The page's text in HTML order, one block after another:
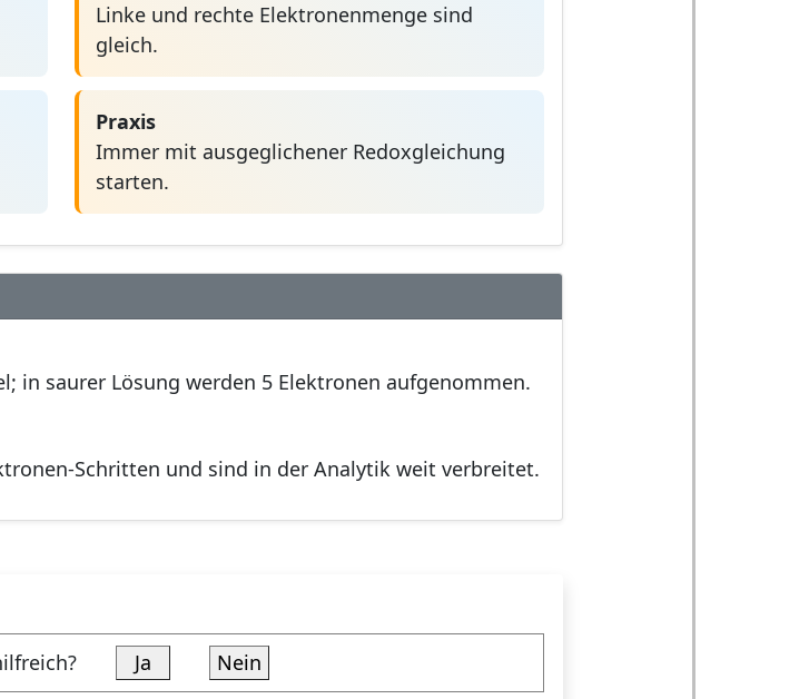
Linke und rechte Elektronenmenge sind
gleich.
Praxis
Immer mit ausgeglichener Redoxgleichung
starten.
in saurer Lösung werden 5 Elektronen aufgenommen.
Schritten und sind in der Analytik weit verbreitet.
hilfreich? Ja Nein